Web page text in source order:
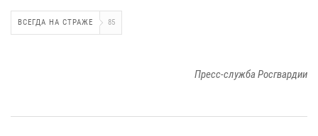
ВСЕГДА НА СТРАЖЕ 85
Пресс-служба Росгвардии